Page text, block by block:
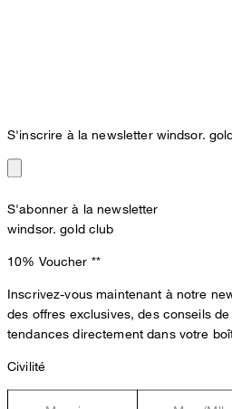
S'inscrire à la newsletter windsor.
S'abonner à la newsletter
windsor. gold club
10% Voucher **
Inscrivez-vous maintenant à notre
des offres exclusives, des conseils
tendances directement dans votre
Civilité